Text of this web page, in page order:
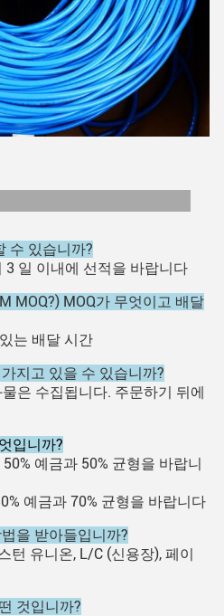
수 있습니까?
3 일 이내에 선적을 바랍니다
MOQ?) MOQ가 무엇이고 배달
는 배달 시간
지고 있을 수 있습니까?
은 수집됩니다. 주문하기 뒤에
입니까?
예금과 50% 균형을 바랍니
예금과 70% 균형을 바랍니다
을 받아들입니까?
턴 유니온, L/C (신용장), 페이
것입니까?